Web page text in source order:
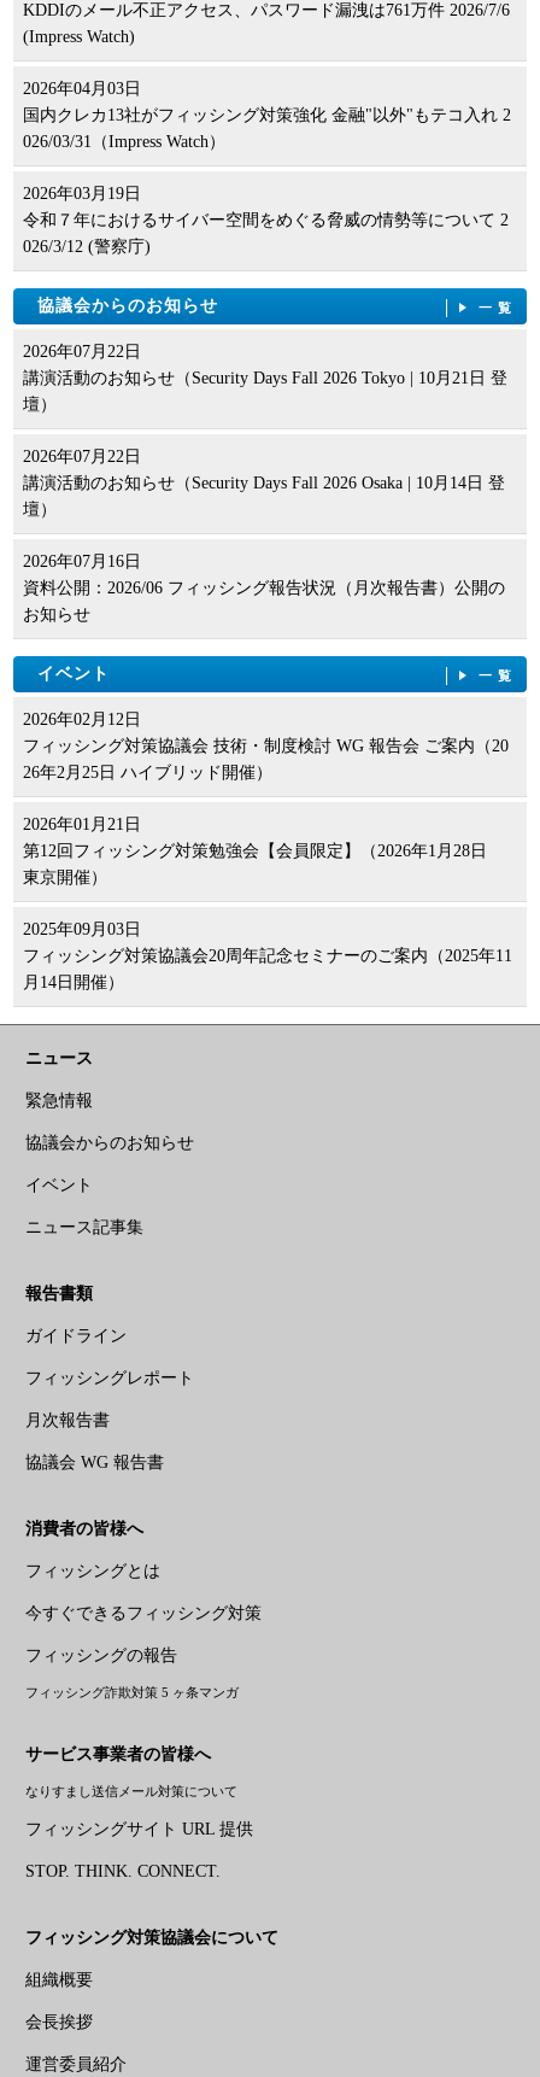
KDDIのメール不正アクセス、パスワード漏洩は761万件 2026/7/6
(Impress Watch)
2026年04月03日
国内クレカ13社がフィッシング対策強化 金融"以外"もテコ入れ 2
026/03/31（Impress Watch）
2026年03月19日
令和７年におけるサイバー空間をめぐる脅威の情勢等について 2
026/3/12 (警察庁)
協議会からのお知らせ 一覧
2026年07月22日
講演活動のお知らせ（Security Days Fall 2026 Tokyo | 10月21日 登
壇）
2026年07月22日
講演活動のお知らせ（Security Days Fall 2026 Osaka | 10月14日 登
壇）
2026年07月16日
資料公開：2026/06 フィッシング報告状況（月次報告書）公開の
お知らせ
イベント 一覧
2026年02月12日
フィッシング対策協議会 技術・制度検討 WG 報告会 ご案内（20
26年2月25日 ハイブリッド開催）
2026年01月21日
第12回フィッシング対策勉強会【会員限定】（2026年1月28日
東京開催）
2025年09月03日
フィッシング対策協議会20周年記念セミナーのご案内（2025年11
月14日開催）
ニュース
緊急情報
協議会からのお知らせ
イベント
ニュース記事集
報告書類
ガイドライン
フィッシングレポート
月次報告書
協議会 WG 報告書
消費者の皆様へ
フィッシングとは
今すぐできるフィッシング対策
フィッシングの報告
フィッシング詐欺対策 5 ヶ条マンガ
サービス事業者の皆様へ
なりすまし送信メール対策について
フィッシングサイト URL 提供
STOP. THINK. CONNECT.
フィッシング対策協議会について
組織概要
会長挨拶
運営委員紹介